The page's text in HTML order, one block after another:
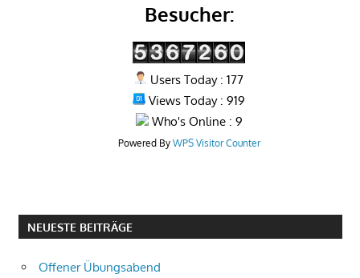
Besucher:
Users Today : 177
Views Today : 919
Who's Online : 9
Powered By WPS Visitor Counter
NEUESTE BEITRÄGE
Offener Übungsabend